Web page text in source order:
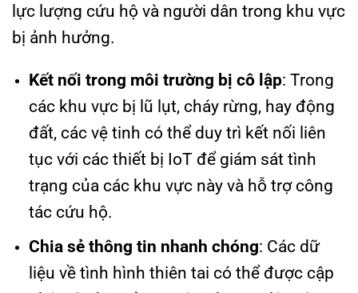
lực lượng cứu hộ và người dân trong khu vực
bị ảnh hưởng.
Kết nối trong môi trường bị cô lập: Trong
các khu vực bị lũ lụt, cháy rừng, hay động
đất, các vệ tinh có thể duy trì kết nối liên
tục với các thiết bị IoT để giám sát tình
trạng của các khu vực này và hỗ trợ công
tác cứu hộ.
Chia sẻ thông tin nhanh chóng: Các dữ
liệu về tình hình thiên tai có thể được cập